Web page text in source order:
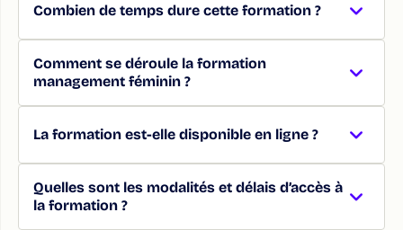
Combien de temps dure cette formation ?
Comment se déroule la formation
management féminin ?
La formation est-elle disponible en ligne ?
Quelles sont les modalités et délais d’accès à
la formation ?